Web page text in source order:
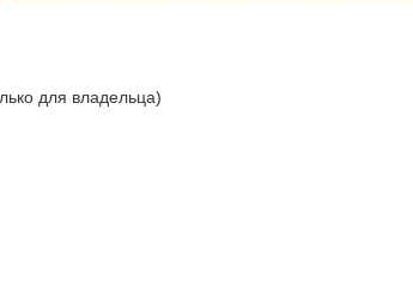
для владельца)